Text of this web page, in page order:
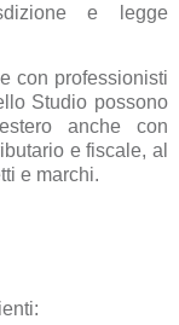
e legge
con professionisti
Studio possono
anche con
e fiscale, al
e marchi.